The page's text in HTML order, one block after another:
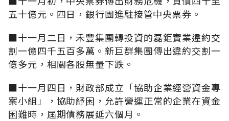
五十億元。四日，銀行團進駐接管中央票券。
■十一月二日，禾豐集團轉投資的磊鉅實業違約交
割一億四千五百多萬。新巨群集團傳出違約交割一
億多元，相關各股無量下跌。
■十一月四日，財政部成立「協助企業經營資金專
案小組」，協助紓困，允許營運正常的企業在資金
困難時，屆期債務展延六個月。